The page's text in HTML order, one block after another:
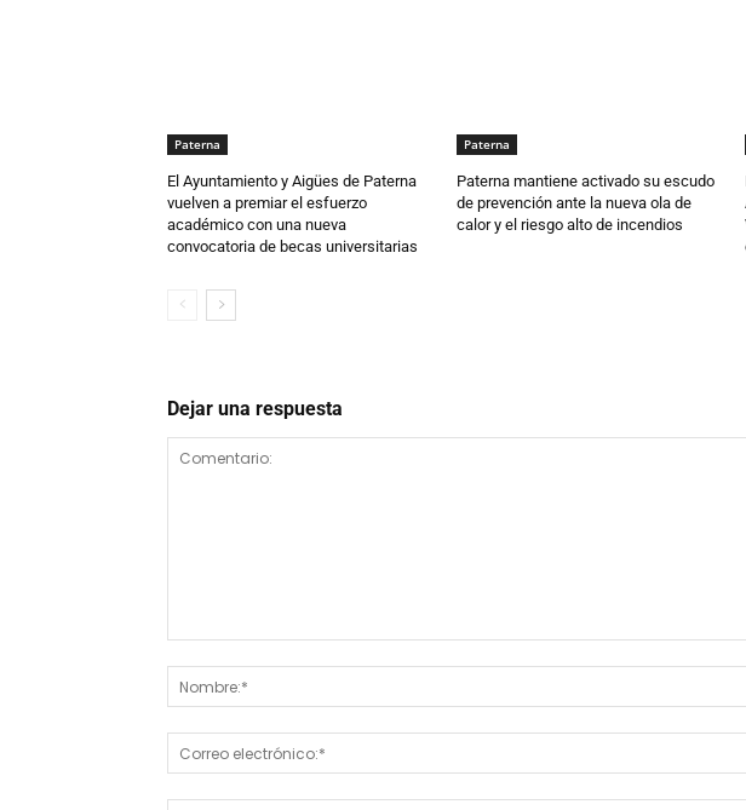
Paterna
El Ayuntamiento y Aigües de Paterna
vuelven a premiar el esfuerzo
académico con una nueva
convocatoria de becas universitarias
Paterna
Paterna mantiene activado su escudo
de prevención ante la nueva ola de
calor y el riesgo alto de incendios
Dejar una respuesta